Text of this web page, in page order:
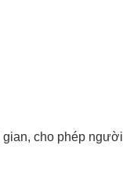
cho phép người